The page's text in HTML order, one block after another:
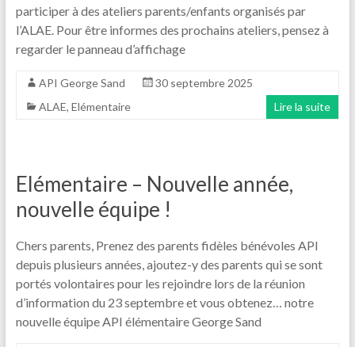
participer à des ateliers parents/enfants organisés par
l’ALAE. Pour être informes des prochains ateliers, pensez à
regarder le panneau d’affichage
API George Sand
30 septembre 2025
ALAE, Elémentaire Lire la suite
Elémentaire – Nouvelle année,
nouvelle équipe !
Chers parents, Prenez des parents fidèles bénévoles API
depuis plusieurs années, ajoutez-y des parents qui se sont
portés volontaires pour les rejoindre lors de la réunion
d’information du 23 septembre et vous obtenez… notre
nouvelle équipe API élémentaire George Sand